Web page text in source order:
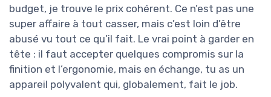
budget, je trouve le prix cohérent. Ce n’est pas une
super affaire à tout casser, mais c’est loin d’être
abusé vu tout ce qu’il fait. Le vrai point à garder en
tête : il faut accepter quelques compromis sur la
finition et l’ergonomie, mais en échange, tu as un
appareil polyvalent qui, globalement, fait le job.